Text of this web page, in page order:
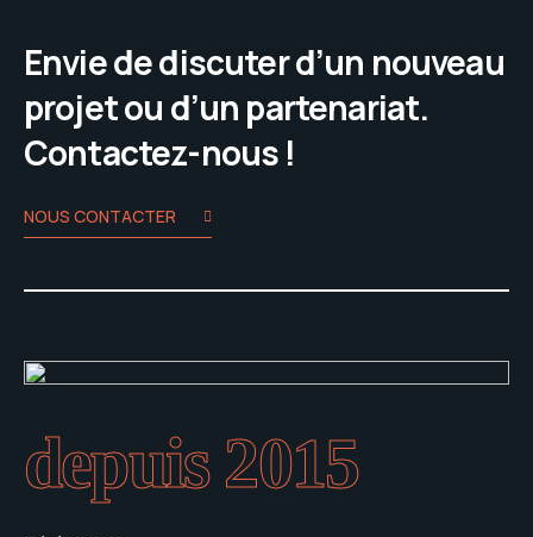
Envie de discuter d’un nouveau
projet ou d’un partenariat.
Contactez-nous !
NOUS CONTACTER
depuis 2015